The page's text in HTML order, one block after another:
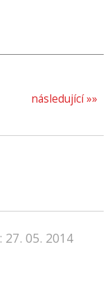
následující »»
05. 2014